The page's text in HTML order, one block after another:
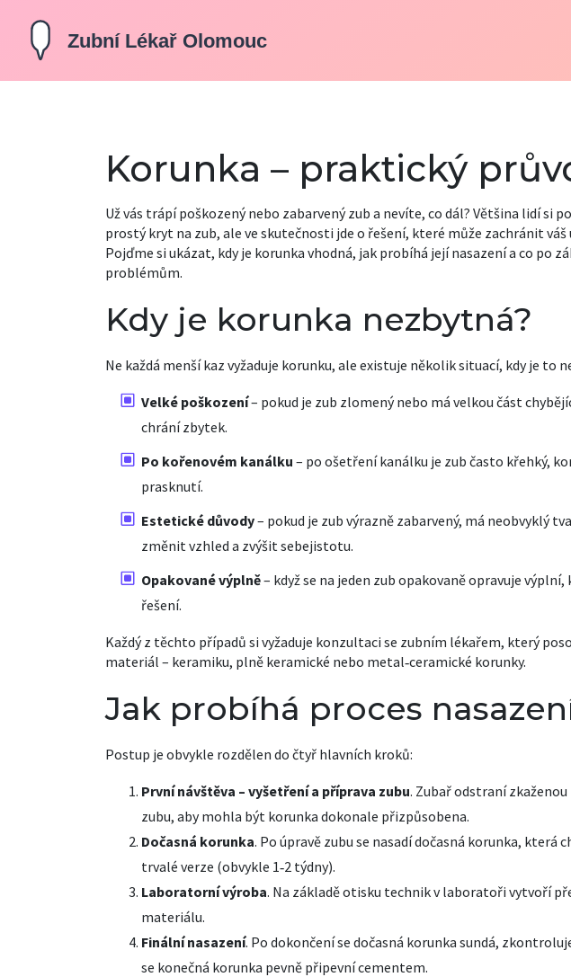
Korunka – praktický
Už vás trápí poškozený nebo zabarvený zub a nevíte, co dál? Většina lidí si
prostý kryt na zub, ale ve skutečnosti jde o řešení, které může zachránit
Pojďme si ukázat, kdy je korunka vhodná, jak probíhá její nasazení a co po
problémům.
Kdy je korunka nezbytná?
Ne každá menší kaz vyžaduje korunku, ale existuje několik situací, kdy je to
Velké poškození– pokud je zub zlomený nebo má velkou část
chrání zbytek.
Po kořenovém kanálku – po ošetření kanálku je zub často křehký,
prasknutí.
Estetické důvody– pokud je zub výrazně zabarvený, má neobvyklý
změnit vzhled a zvýšit sebejistotu.
Opakované výplně– když se na jeden zub opakovaně opravuje
řešení.
Každý z těchto případů si vyžaduje konzultaci se zubním lékařem, který
materiál – keramiku, plně keramické nebo metal‑ceramické korunky.
Jak probíhá proces
Postup je obvykle rozdělen do čtyř hlavních kroků:
První návštěva – vyšetření a příprava zubu. Zubař odstraní
zubu, aby mohla být korunka dokonale přizpůsobena.
Dočasná korunka. Po úpravě zubu se nasadí dočasná korunka, která
trvalé verze (obvykle 1‑2 týdny).
Laboratorní výroba. Na základě otisku technik v laboratoři vytvoří
materiálu.
Finální nasazení. Po dokončení se dočasná korunka sundá,
se konečná korunka pevně připevní cementem.